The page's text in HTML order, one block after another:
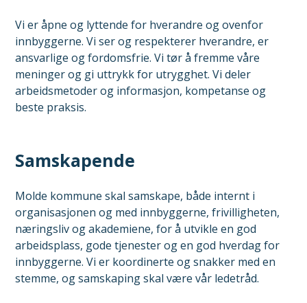
Vi er åpne og lyttende for hverandre og ovenfor
innbyggerne. Vi ser og respekterer hverandre, er
ansvarlige og fordomsfrie. Vi tør å fremme våre
meninger og gi uttrykk for utrygghet. Vi deler
arbeidsmetoder og informasjon, kompetanse og
beste praksis.
Samskapende
Molde kommune skal samskape, både internt i
organisasjonen og med innbyggerne, frivilligheten,
næringsliv og akademiene, for å utvikle en god
arbeidsplass, gode tjenester og en god hverdag for
innbyggerne. Vi er koordinerte og snakker med en
stemme, og samskaping skal være vår ledetråd.